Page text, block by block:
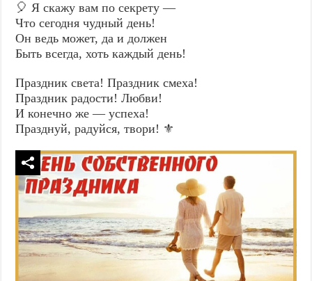
🎈 Я скажу вам по секрету —
Что сегодня чудный день!
Он ведь может, да и должен
Быть всегда, хоть каждый день!
Праздник света! Праздник смеха!
Праздник радости! Любви!
И конечно же — успеха!
Празднуй, радуйся, твори! ⚜️